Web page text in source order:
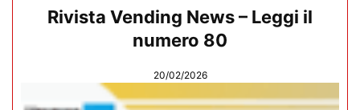
Rivista Vending News – Leggi il
numero 80
20/02/2026